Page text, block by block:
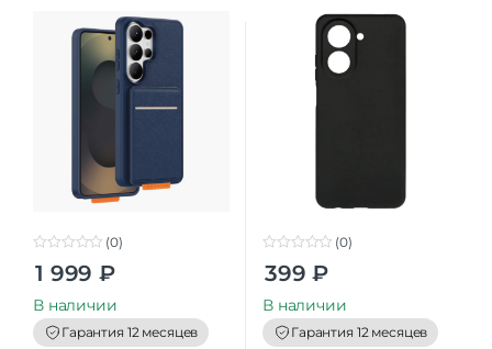
t
o
f
5
(0)
1 999 ₽
В наличии
Гарантия 12 месяцев
o
t
o
f
5
(0)
399 ₽
В наличии
Гарантия 12 месяцев